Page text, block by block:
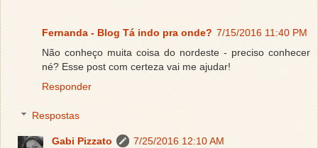
Fernanda - Blog Tá indo pra onde? 7/15/2016 11:40 PM
Não conheço muita coisa do nordeste - preciso conhecer
né? Esse post com certeza vai me ajudar!
Responder
Respostas
Gabi Pizzato
7/25/2016 12:10 AM